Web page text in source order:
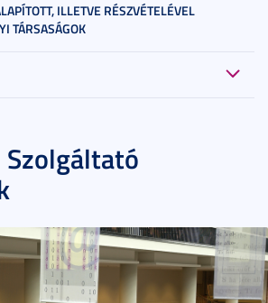
ILLETVE RÉSZVÉTELÉVEL
TÁRSASÁGOK